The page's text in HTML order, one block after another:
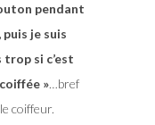
pendant
puis je suis
trop si c’est
»…bref
coiffeur.